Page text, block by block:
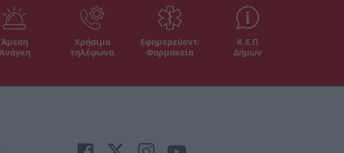
Άμεση
Χρήσιμα
τηλέφωνα
Εφημερεύοντα
Φαρμακεία
Κ.Ε.Π
Δήμων